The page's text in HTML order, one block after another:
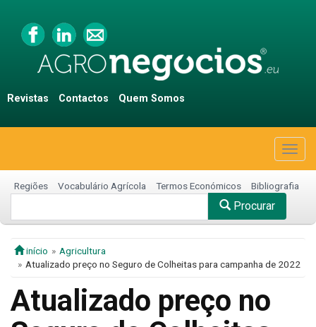
Revistas Contactos Quem Somos
Regiões Vocabulário Agrícola Termos Económicos Bibliografia
Procurar
início
Agricultura
Atualizado preço no Seguro de Colheitas para campanha de 2022
Atualizado preço no